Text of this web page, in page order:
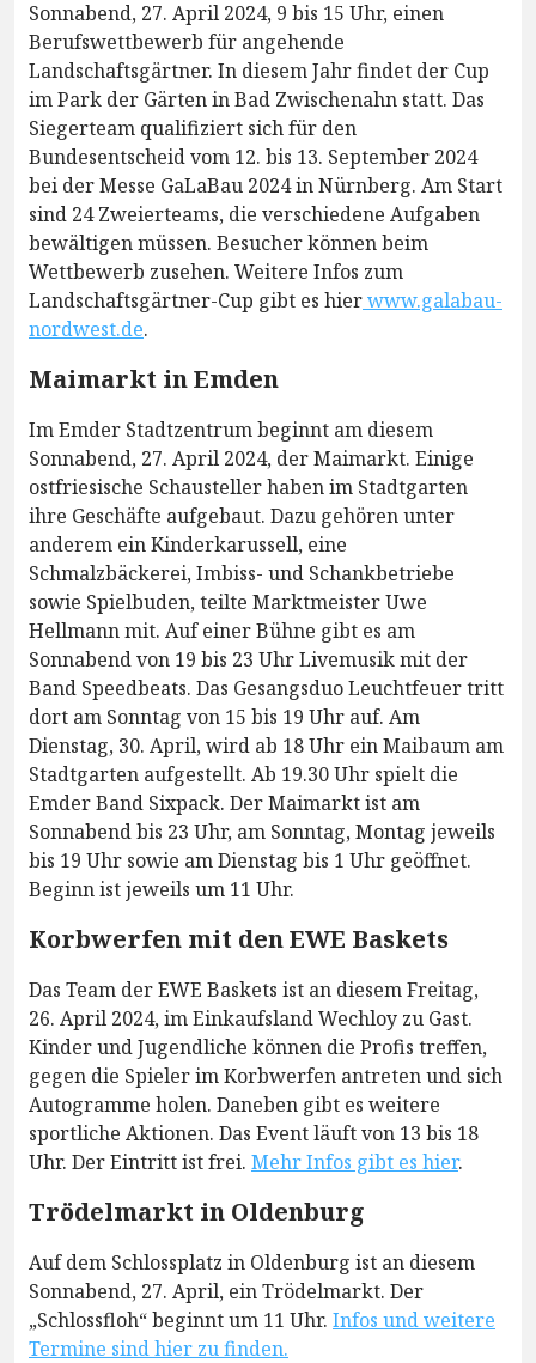
Sonnabend, 27. April 2024, 9 bis 15 Uhr, einen
Berufswettbewerb für angehende
Landschaftsgärtner. In diesem Jahr findet der Cup
im Park der Gärten in Bad Zwischenahn statt. Das
Siegerteam qualifiziert sich für den
Bundesentscheid vom 12. bis 13. September 2024
bei der Messe GaLaBau 2024 in Nürnberg. Am Start
sind 24 Zweierteams, die verschiedene Aufgaben
bewältigen müssen. Besucher können beim
Wettbewerb zusehen. Weitere Infos zum
Landschaftsgärtner-Cup gibt es hierwww.galabau-
nordwest.de.
Maimarkt in Emden
Im Emder Stadtzentrum beginnt am diesem
Sonnabend, 27. April 2024, der Maimarkt. Einige
ostfriesische Schausteller haben im Stadtgarten
ihre Geschäfte aufgebaut. Dazu gehören unter
anderem ein Kinderkarussell, eine
Schmalzbäckerei, Imbiss- und Schankbetriebe
sowie Spielbuden, teilte Marktmeister Uwe
Hellmann mit. Auf einer Bühne gibt es am
Sonnabend von 19 bis 23 Uhr Livemusik mit der
Band Speedbeats. Das Gesangsduo Leuchtfeuer tritt
dort am Sonntag von 15 bis 19 Uhr auf. Am
Dienstag, 30. April, wird ab 18 Uhr ein Maibaum am
Stadtgarten aufgestellt. Ab 19.30 Uhr spielt die
Emder Band Sixpack. Der Maimarkt ist am
Sonnabend bis 23 Uhr, am Sonntag, Montag jeweils
bis 19 Uhr sowie am Dienstag bis 1 Uhr geöffnet.
Beginn ist jeweils um 11 Uhr.
Korbwerfen mit den EWE Baskets
Das Team der EWE Baskets ist an diesem Freitag,
26. April 2024, im Einkaufsland Wechloy zu Gast.
Kinder und Jugendliche können die Profis treffen,
gegen die Spieler im Korbwerfen antreten und sich
Autogramme holen. Daneben gibt es weitere
sportliche Aktionen. Das Event läuft von 13 bis 18
Uhr. Der Eintritt ist frei. Mehr Infos gibt es hier.
Trödelmarkt in Oldenburg
Auf dem Schlossplatz in Oldenburg ist an diesem
Sonnabend, 27. April, ein Trödelmarkt. Der
„Schlossfloh“ beginnt um 11 Uhr. Infos und weitere
Termine sind hier zu finden.